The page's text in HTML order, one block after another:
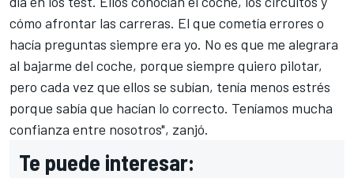
cómo afrontar las carreras. El que cometía errores o
hacía preguntas siempre era yo. No es que me alegrara
al bajarme del coche, porque siempre quiero pilotar,
pero cada vez que ellos se subían, tenía menos estrés
porque sabía que hacían lo correcto. Teníamos mucha
confianza entre nosotros", zanjó.
Te puede interesar: